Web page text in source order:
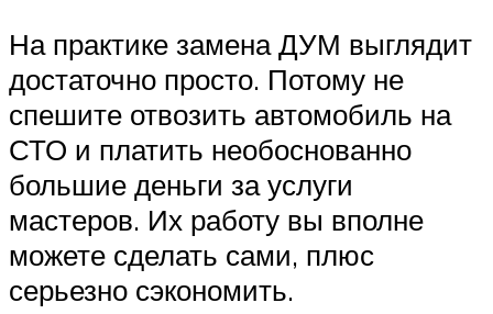
На практике замена ДУМ выглядит
достаточно просто. Потому не
спешите отвозить автомобиль на
СТО и платить необоснованно
большие деньги за услуги
мастеров. Их работу вы вполне
можете сделать сами, плюс
серьезно сэкономить.